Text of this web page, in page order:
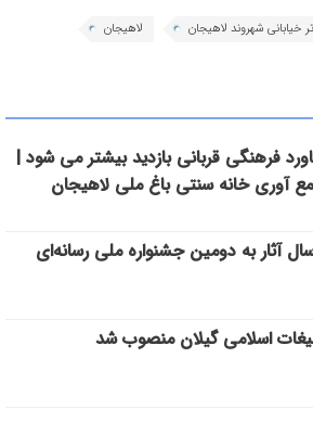
خیابانی شهروند لاهیجان
لاهیجان
فرهنگی قربانی بازدید بیشتر می شود |
آوری خانه سنتی باغ ملی لاهیجان
آثار به دومین جشنواره ملی رسانه‌ای
اسلامی گیلان منصوب شد